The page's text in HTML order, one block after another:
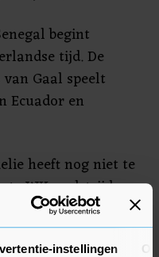
instellingen
begint
tijd. De
Gaal speelt
Ecuador en
heeft nog niet te
WK-wedstrijd
leidt zondag de
en Ecuador.